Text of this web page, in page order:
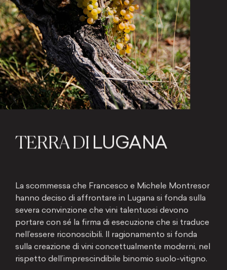
TERRA DI LUGANA
La scommessa che Francesco e Michele Montresor
hanno deciso di affrontare in Lugana si fonda sulla
severa convinzione che vini talentuosi devono
portare con sé la firma di esecuzione che si traduce
nell’essere riconoscibili. Il ragionamento si fonda
sulla creazione di vini concettualmente moderni, nel
rispetto dell’imprescindibile binomio suolo-vitigno.